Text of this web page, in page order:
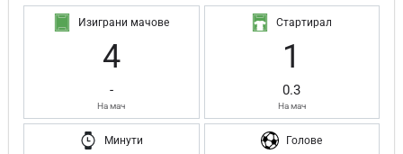
Изиграни мачове
4
-
На мач
Стартирал
1
0.3
На мач
Минути Голове